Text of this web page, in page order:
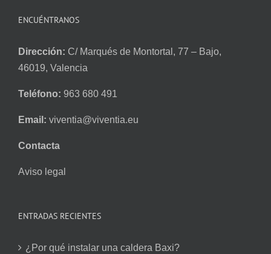
ENCUÉNTRANOS
Dirección: C/ Marqués de Montortal, 77 – Bajo,
46019, Valencia
Teléfono: 963 680 491
Email: viventia@viventia.eu
Contacta
Aviso legal
ENTRADAS RECIENTES
¿Por qué instalar una caldera Baxi?